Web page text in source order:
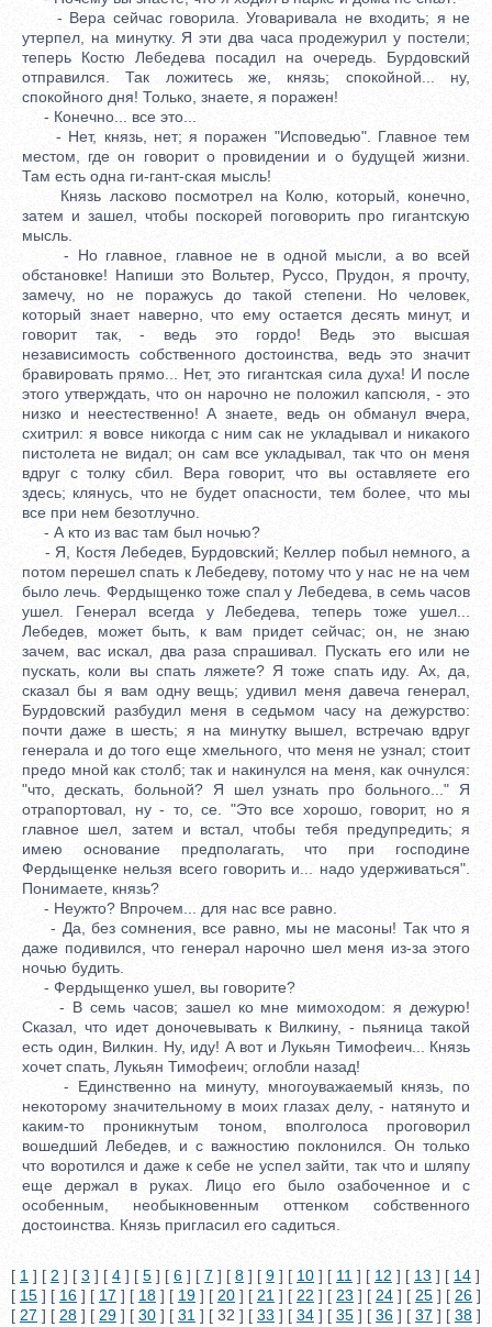
- Вера сейчас говорила. Уговаривала не входить; я не
утерпел, на минутку. Я эти два часа продежурил у постели;
теперь Костю Лебедева посадил на очередь. Бурдовский
отправился. Так ложитесь же, князь; спокойной... ну,
спокойного дня! Только, знаете, я поражен!
- Конечно... все это...
- Нет, князь, нет; я поражен "Исповедью". Главное тем
местом, где он говорит о провидении и о будущей жизни.
Там есть одна ги-гант-ская мысль!
Князь ласково посмотрел на Колю, который, конечно,
затем и зашел, чтобы поскорей поговорить про гигантскую
мысль.
- Но главное, главное не в одной мысли, а во всей
обстановке! Напиши это Вольтер, Руссо, Прудон, я прочту,
замечу, но не поражусь до такой степени. Но человек,
который знает наверно, что ему остается десять минут, и
говорит так, - ведь это гордо! Ведь это высшая
независимость собственного достоинства, ведь это значит
бравировать прямо... Нет, это гигантская сила духа! И после
этого утверждать, что он нарочно не положил капсюля, - это
низко и неестественно! А знаете, ведь он обманул вчера,
схитрил: я вовсе никогда с ним сак не укладывал и никакого
пистолета не видал; он сам все укладывал, так что он меня
вдруг с толку сбил. Вера говорит, что вы оставляете его
здесь; клянусь, что не будет опасности, тем более, что мы
все при нем безотлучно.
- А кто из вас там был ночью?
- Я, Костя Лебедев, Бурдовский; Келлер побыл немного, а
потом перешел спать к Лебедеву, потому что у нас не на чем
было лечь. Фердыщенко тоже спал у Лебедева, в семь часов
ушел. Генерал всегда у Лебедева, теперь тоже ушел...
Лебедев, может быть, к вам придет сейчас; он, не знаю
зачем, вас искал, два раза спрашивал. Пускать его или не
пускать, коли вы спать ляжете? Я тоже спать иду. Ах, да,
сказал бы я вам одну вещь; удивил меня давеча генерал,
Бурдовский разбудил меня в седьмом часу на дежурство:
почти даже в шесть; я на минутку вышел, встречаю вдруг
генерала и до того еще хмельного, что меня не узнал; стоит
предо мной как столб; так и накинулся на меня, как очнулся:
"что, дескать, больной? Я шел узнать про больного..." Я
отрапортовал, ну - то, се. "Это все хорошо, говорит, но я
главное шел, затем и встал, чтобы тебя предупредить; я
имею основание предполагать, что при господине
Фердыщенке нельзя всего говорить и... надо удерживаться".
Понимаете, князь?
- Неужто? Впрочем... для нас все равно.
- Да, без сомнения, все равно, мы не масоны! Так что я
даже подивился, что генерал нарочно шел меня из-за этого
ночью будить.
- Фердыщенко ушел, вы говорите?
- В семь часов; зашел ко мне мимоходом: я дежурю!
Сказал, что идет доночевывать к Вилкину, - пьяница такой
есть один, Вилкин. Ну, иду! А вот и Лукьян Тимофеич... Князь
хочет спать, Лукьян Тимофеич; оглобли назад!
- Единственно на минуту, многоуважаемый князь, по
некоторому значительному в моих глазах делу, - натянуто и
каким-то проникнутым тоном, вполголоса проговорил
вошедший Лебедев, и с важностию поклонился. Он только
что воротился и даже к себе не успел зайти, так что и шляпу
еще держал в руках. Лицо его было озабоченное и с
особенным, необыкновенным оттенком собственного
достоинства. Князь пригласил его садиться.
[ 1 ] [ 2 ] [ 3 ] [ 4 ] [ 5 ] [ 6 ] [ 7 ] [ 8 ] [ 9 ] [ 10 ] [ 11 ] [ 12 ] [ 13 ] [ 14 ]
[ 15 ] [ 16 ] [ 17 ] [ 18 ] [ 19 ] [ 20 ] [ 21 ] [ 22 ] [ 23 ] [ 24 ] [ 25 ] [ 26 ]
[ 27 ] [ 28 ] [ 29 ] [ 30 ] [ 31 ] [ 32 ] [ 33 ] [ 34 ] [ 35 ] [ 36 ] [ 37 ] [ 38 ]